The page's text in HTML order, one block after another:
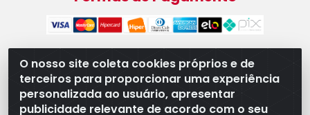
O nosso site coleta cookies próprios e de
terceiros para proporcionar uma experiência
personalizada ao usuário, apresentar
publicidade relevante de acordo com o seu
WB Componentes Automotivos LTDA - CNPJ
08.528.393/0001-12 - Rua do Níquel, 667 - Parque
Oeste Industrial, Goiânia/GO - CEP 74375-660